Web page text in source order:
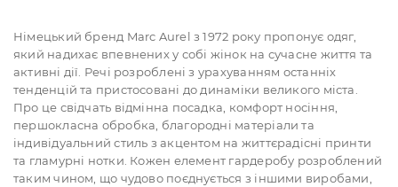
Німецький бренд Marc Aurel з 1972 року пропонує одяг,
який надихає впевнених у собі жінок на сучасне життя та
активні дії. Речі розроблені з урахуванням останніх
тенденцій та пристосовані до динаміки великого міста.
Про це свідчать відмінна посадка, комфорт носіння,
першокласна обробка, благородні матеріали та
індивідуальний стиль з акцентом на життєрадісні принти
та гламурні нотки. Кожен елемент гардеробу розроблений
таким чином, що чудово поєднується з іншими виробами,